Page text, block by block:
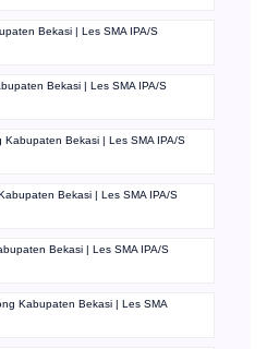
Bekasi | Les SMA IPA/S
Bekasi | Les SMA IPA/S
Kabupaten Bekasi | Les SMA IPA/S
Bekasi | Les SMA IPA/S
Bekasi | Les SMA IPA/S
Kabupaten Bekasi | Les SMA